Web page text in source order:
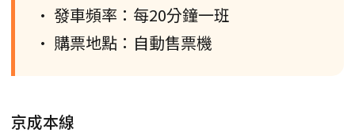
• 發車頻率：每20分鐘一班
• 購票地點：自動售票機
京成本線